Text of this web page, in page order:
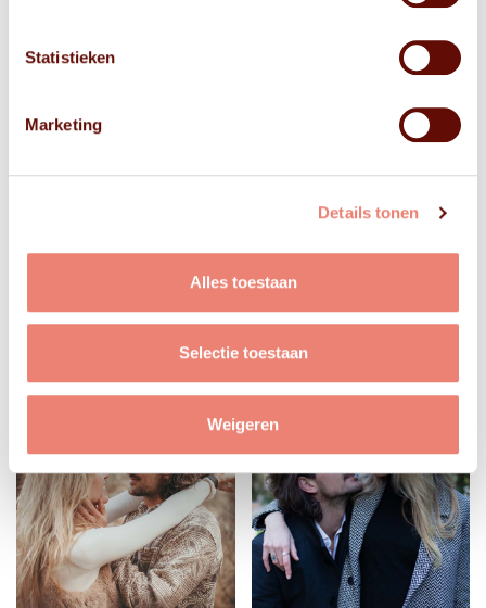
Statistieken
Marketing
Details tonen
Alles toestaan
Selectie toestaan
Weigeren